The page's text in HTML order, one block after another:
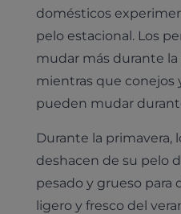
domésticos
pelo estacional. Los
mudar más durante
mientras que conejos
pueden mudar
Durante la primavera,
deshacen de su pelo
pesado y grueso para
ligero y fresco del